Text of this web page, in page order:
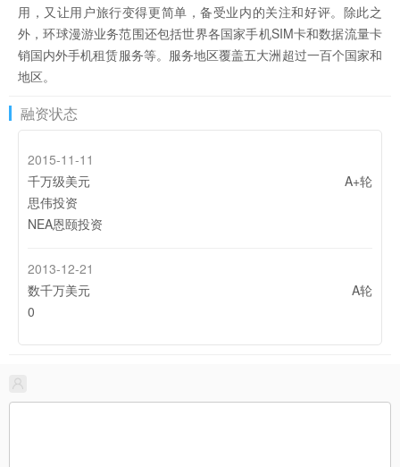
用，又让用户旅行变得更简单，备受业内的关注和好评。除此之
外，环球漫游业务范围还包括世界各国家手机SIM卡和数据流量卡
销国内外手机租赁服务等。服务地区覆盖五大洲超过一百个国家和
地区。
融资状态
2015-11-11
A+轮
千万级美元
思伟投资
NEA恩颐投资
2013-12-21
A轮
数千万美元
0